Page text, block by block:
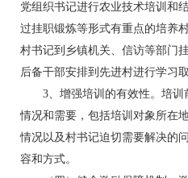
党组织书记进行农业技术培训和
过挂职锻炼等形式有重点的培养
村书记到乡镇机关、信访等部门
后备干部安排到先进村进行学习
3、增强培训的有效性。培训
情况和需要，包括培训对象所在
情况以及村书记迫切需要解决的
容和方式。